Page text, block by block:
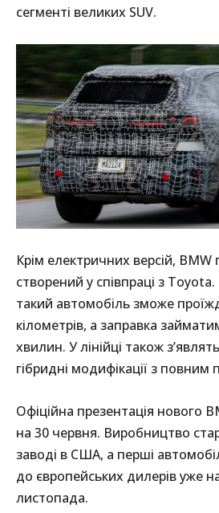
сегменті великих SUV.
Крім електричних версій, BMW
створений у співпраці з
такий автомобіль зможе
кілометрів, а заправка
хвилин. У лінійці також
гібридні модифікації з
Офіційна презентація нового
на 30 червня. Виробництво
заводі в США, а перші
до європейських дилерів уже
листопада.